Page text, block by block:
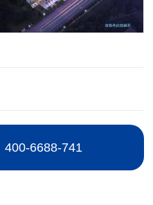
400-6688-741